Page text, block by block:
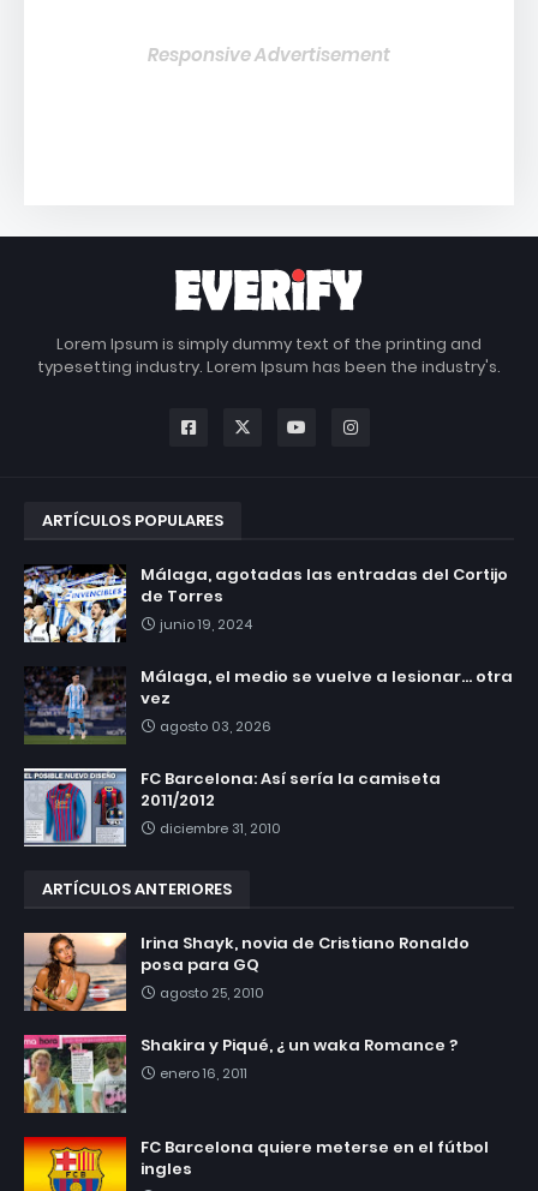
Responsive Advertisement
Lorem Ipsum is simply dummy text of the printing and
typesetting industry. Lorem Ipsum has been the industry's.
ARTÍCULOS POPULARES
Málaga, agotadas las entradas del Cortijo
de Torres
junio 19, 2024
Málaga, el medio se vuelve a lesionar... otra
vez
agosto 03, 2026
FC Barcelona: Así sería la camiseta
2011/2012
diciembre 31, 2010
ARTÍCULOS ANTERIORES
Irina Shayk, novia de Cristiano Ronaldo
posa para GQ
agosto 25, 2010
Shakira y Piqué, ¿ un waka Romance ?
enero 16, 2011
FC Barcelona quiere meterse en el fútbol
ingles